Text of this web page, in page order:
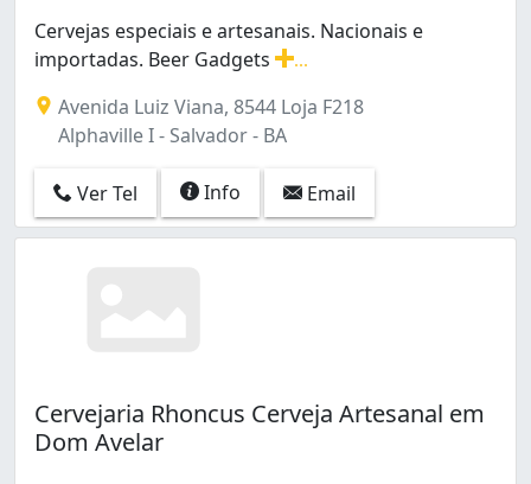
Cervejas especiais e artesanais. Nacionais e
importadas. Beer Gadgets
Avenida Luiz Viana, 8544 Loja F218
Alphaville I - Salvador - BA
Ver Tel Info Email
Cervejaria Rhoncus Cerveja Artesanal em
Dom Avelar